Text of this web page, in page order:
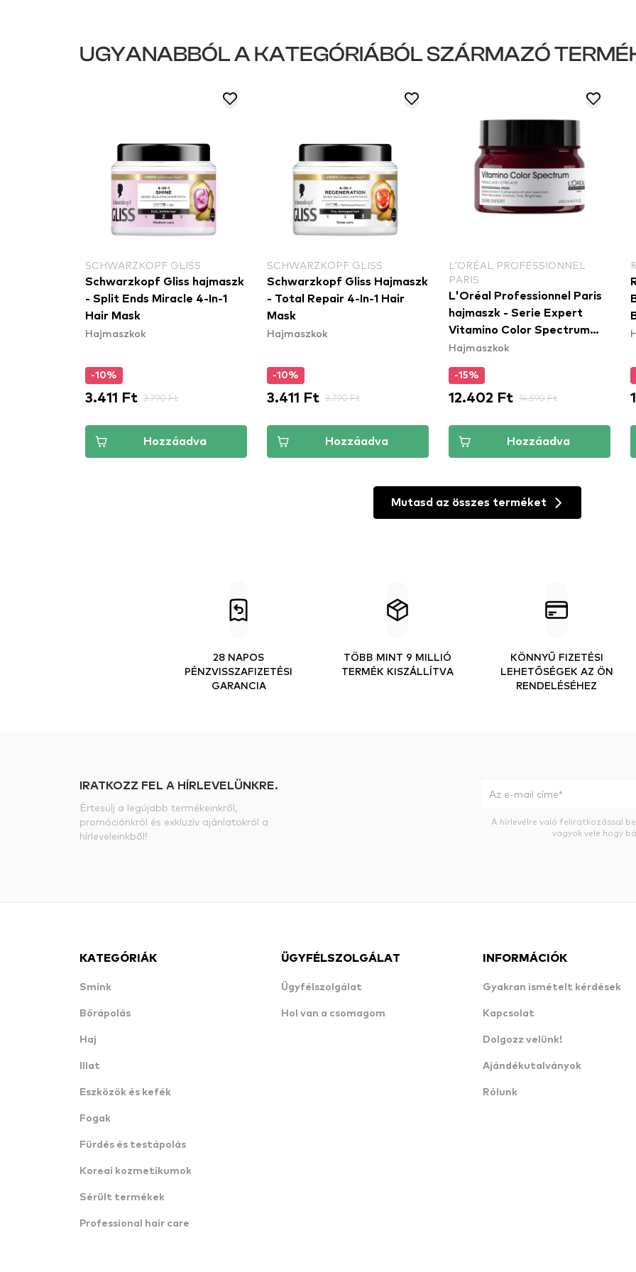
UGYANABBÓL A KATEGÓRIÁBÓL SZÁRMAZÓ
SCHWARZKOPF GLISS
Schwarzkopf Gliss hajmaszk
- Split Ends Miracle 4-In-1
Hair Mask
Hajmaszkok
-10%
3.411 Ft 3.790 Ft
Hozzáadva
SCHWARZKOPF GLISS
Schwarzkopf Gliss Hajmaszk
- Total Repair 4-In-1 Hair
Mask
Hajmaszkok
-10%
3.411 Ft 3.790 Ft
Hozzáadva
L'ORÉAL PROFESSIONNEL
PARIS
L'Oréal Professionnel Paris
hajmaszk - Serie Expert
Vitamino Color Spectrum
Masque
Hajmaszkok
-15%
12.402 Ft 14.590 Ft
Hozzáadva
Mutasd az összes terméket
28 NAPOS
PÉNZVISSZAFIZETÉSI
GARANCIA
TÖBB MINT 9 MILLIÓ
TERMÉK KISZÁLLÍTVA
KÖNNYŰ FIZETÉSI
LEHETŐSÉGEK AZ ÖN
RENDELÉSÉHEZ
IRATKOZZ FEL A HÍRLEVELÜNKRE.
Értesülj a legújabb termékeinkről,
promóciónkról és exkluzív ajánlatokról a
hírleveleinkből!
A hírlevélre való feliratkozással
vagyok vele hogy
KATEGÓRIÁK
Smink
Bőrápolás
Haj
Illat
Eszközök és kefék
Fogak
Fürdés és testápolás
Koreai kozmetikumok
Sérült termékek
Professional hair care
ÜGYFÉLSZOLGÁLAT
Ügyfélszolgálat
Hol van a csomagom
INFORMÁCIÓK
Gyakran ismételt kérdések
Kapcsolat
Dolgozz velünk!
Ajándékutalványok
Rólunk